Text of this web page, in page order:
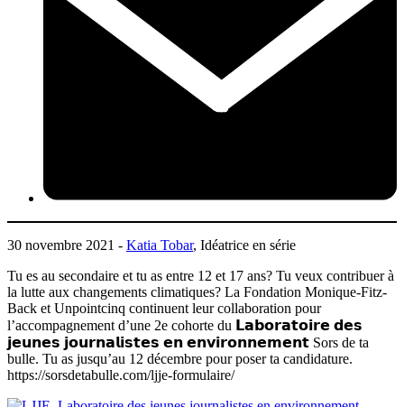
30 novembre 2021 - Katia Tobar, Idéatrice en série
Tu es au secondaire et tu as entre 12 et 17 ans? Tu veux contribuer à
la lutte aux changements climatiques? La Fondation Monique-Fitz-
Back et Unpointcinq continuent leur collaboration pour
l’accompagnement d’une 2e cohorte du 𝗟𝗮𝗯𝗼𝗿𝗮𝘁𝗼𝗶𝗿𝗲 𝗱𝗲𝘀
𝗷𝗲𝘂𝗻𝗲𝘀 𝗷𝗼𝘂𝗿𝗻𝗮𝗹𝗶𝘀𝘁𝗲𝘀 𝗲𝗻 𝗲𝗻𝘃𝗶𝗿𝗼𝗻𝗻𝗲𝗺𝗲𝗻𝘁 Sors de ta
bulle. Tu as jusqu’au 12 décembre pour poser ta candidature.
https://sorsdetabulle.com/ljje-formulaire/